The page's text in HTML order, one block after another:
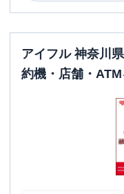
ATM営業時間
アイフル 神奈川
約機・店舗・